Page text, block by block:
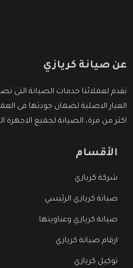
عن صيانة كريازي
نقدم لعملائنا خدمات الصيانة
الغيار الاصلية لضمان جودتها فى
اكثر من مرة، الصيانة لجميع
الأقسام
شركة كريازي
صيانة كريازي الرئيسي
صيانة كريازي وعناوينها
ارقام صيانة كريازي
توكيل كريازي